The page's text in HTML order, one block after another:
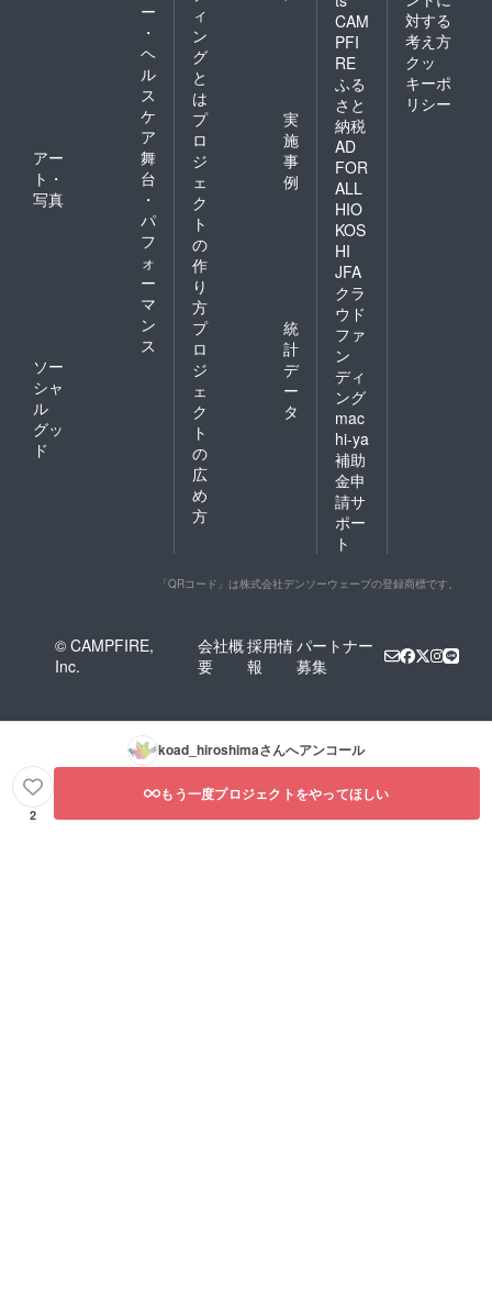
ー
・
ヘ
ル
ス
ケ
ア
アー
ト・
写真
舞
台
・
パ
フ
ォ
ー
マ
ン
ス
ソー
シャ
ル
グッ
ド
ィ
ン
グ
と
は
プ
ロ
ジ
ェ
ク
ト
の
作
り
方
実
施
事
例
プ
ロ
ジ
ェ
ク
ト
の
広
め
方
統
計
デ
ー
タ
CAM
PFI
RE
ふる
さと
納税
AD
FOR
ALL
HIO
KOS
HI
JFA
クラ
ウド
ファ
ン
ディ
ング
mac
hi-ya
補助
金申
請サ
ポー
ト
対する
考え方
クッ
キーポ
リシー
「QRコード」は株式会社デンソーウェーブの登録商標です。
© CAMPFIRE,
Inc.
会社概
要
採用情
報
パートナー
募集
koad_hiroshimaさんへアンコール
2
もう一度プロジェクトをやってほしい